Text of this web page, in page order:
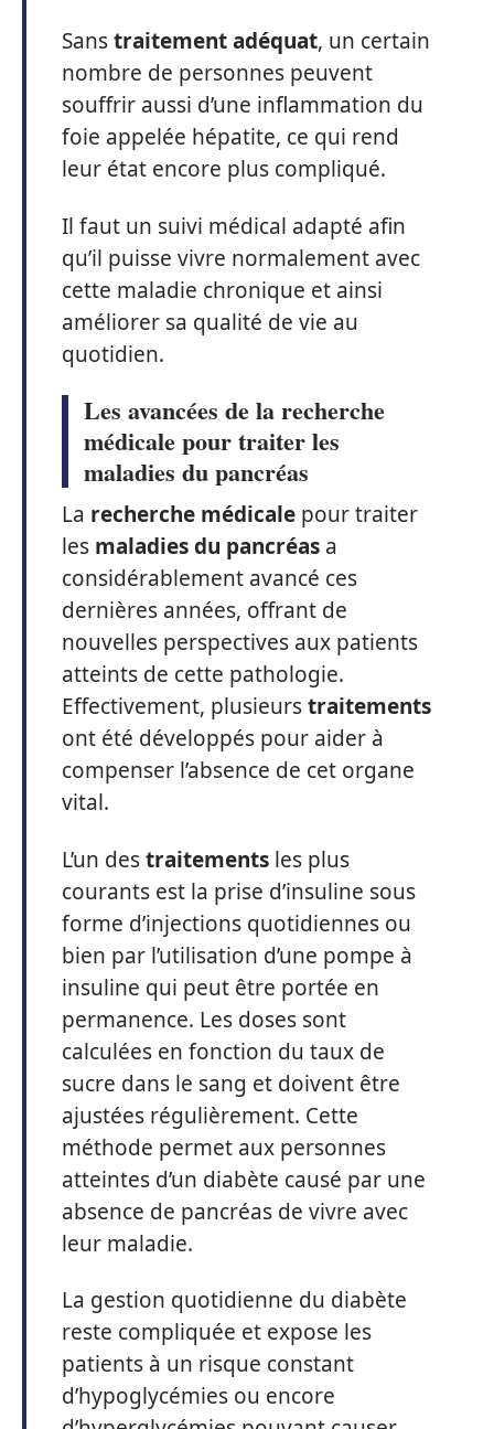
Sanstraitement adéquat, un certain
nombre de personnes peuvent
souffrir aussi d’une inflammation du
foie appelée hépatite, ce qui rend
leur état encore plus compliqué.
Il faut un suivi médical adapté afin
qu’il puisse vivre normalement avec
cette maladie chronique et ainsi
améliorer sa qualité de vie au
quotidien.
Les avancées de la recherche
médicale pour traiter les
maladies du pancréas
La recherche médicale pour traiter
les maladies du pancréas a
considérablement avancé ces
dernières années, offrant de
nouvelles perspectives aux patients
atteints de cette pathologie.
Effectivement, plusieurstraitements
ont été développés pour aider à
compenser l’absence de cet organe
vital.
L’un destraitements les plus
courants est la prise d’insuline sous
forme d’injections quotidiennes ou
bien par l’utilisation d’une pompe à
insuline qui peut être portée en
permanence. Les doses sont
calculées en fonction du taux de
sucre dans le sang et doivent être
ajustées régulièrement. Cette
méthode permet aux personnes
atteintes d’un diabète causé par une
absence de pancréas de vivre avec
leur maladie.
La gestion quotidienne du diabète
reste compliquée et expose les
patients à un risque constant
d’hypoglycémies ou encore